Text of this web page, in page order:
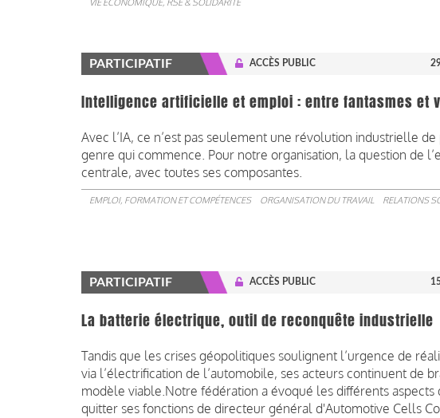
VIE ÉCONOMIQUE, RSE & SOLIDARITÉ
PARTICIPATIF ACCÈS PUBLIC
Intelligence artificielle et emploi : entre fantasmes et
Avec l’IA, ce n’est pas seulement une révolution industrielle
genre qui commence. Pour notre organisation, la question de
centrale, avec toutes ses composantes.
EMPLOI, FORMATION ET COMPÉTENCES ORGANISATION DU TRAVAIL RELATIONS
PARTICIPATIF ACCÈS PUBLIC
La batterie électrique, outil de reconquête industrielle
Tandis que les crises géopolitiques soulignent l’urgence de
via l’électrification de l’automobile, ses acteurs continuent de
modèle viable.Notre fédération a évoqué les différents aspects
quitter ses fonctions de directeur général d'Automotive Cells